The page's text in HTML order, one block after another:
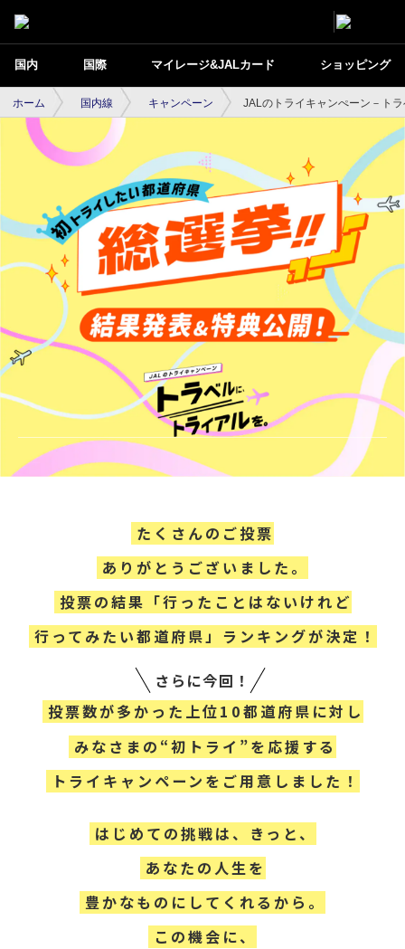
国内 国際 マイレージ&JALカード ショッピング
ホーム 国内線 キャンペーン JALのトライキャンぺーン－ト
たくさんのご投票
ありがとうございました。
投票の結果「行ったことはないけれど
行ってみたい都道府県」ランキングが決定！
さらに今回！
投票数が多かった上位10都道府県に対し
みなさまの“初トライ”を応援する
トライキャンペーンをご用意しました！
はじめての挑戦は、きっと、
あなたの人生を
豊かなものにしてくれるから。
この機会に、